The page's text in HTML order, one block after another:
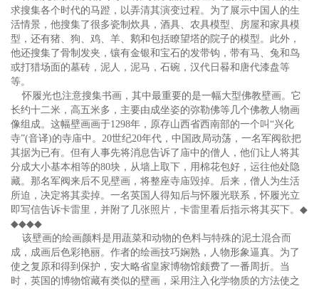
求搜集各个时代的马蹬，以弄清其演变过程。为了展示中国人的生
活情景，他搜集了很多瓷制炊具，酒具、农具模型、房屋和家具模
型，还有猪、狗、鸡、羊、鹅和包括瞭望塔的院子的模型。此外，
他还搜集了骨制发夹，镶有金银和宝石的发带钩，带有马、兔和鸟
或打猎场面的墓砖，泥人，泥马，石碗，汉代日晷和唐代漆盘等
等。
怀履光也注意搜集书画，其中最重要的是一幅大型佛教壁画。它
长约十二米，高五米多，主要由成坐姿的弥勒佛等几个佛教人物画
像组成。这幅壁画画于1298年，原存山西省西南部的一个叫“兴化
寺”(音译)的寺庙中。20世纪20年代，中国政局动荡，一名军阀欲把
其据为已有。但有人事先将消息告诉了庙中的僧人，他们让人将其
分成大小基本相等的80块，从墙上取下，用棉花包好，运往他处隐
藏。那名军阀来后不见壁画，将整座寺庙毁掉。后来，僧人为生活
所迫，决定将其卖掉。一名英国人得知后与怀履光联系，怀履光立
即写信告诉卡雷里，并附了几张照片，卡雷里看后指示将其买下。 ◆
◆◆◆◆
该壁画的绘画颜料是用蔬菜和动物的色料与特殊的泥土混合而
成，成画后色彩艳丽。作者的绘画技巧娴熟，人物形象逼真。为了
使之复原和得到保护，安大略省皇家博物馆颇费了一番周折。当
时，英国的博物馆藏有类似的壁画，采用注入化学物质的方法使之